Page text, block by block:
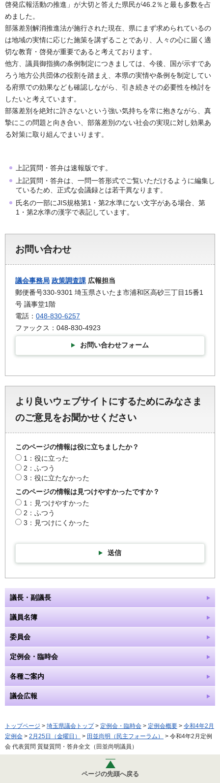
啓発広報活動の推進」が大切と答えた県民が46.2％と最も多数を占
めました。
部落差別解消推進法が施行された現在、県にまず求められているの
は地域の実情に応じた施策を講ずることであり、人々の心に届く適
切な教育・啓発が重要であると考えております。
他方、議員御指摘の条例制定につきましては、今後、国が示すであ
ろう地方公共団体の役割を踏まえ、本県の実情や条例を制定してい
る府県での効果なども確認しながら、引き続きその必要性を検討を
したいと考えています。
部落差別を絶対に許さないという強い気持ちを常に抱きながら、真
摯にこの問題と向き合い、部落差別のない社会の実現に対し効果あ
る対策に取り組んでまいります。
上記質問・答弁は速報版です。
上記質問・答弁は、一問一答形式でご覧いただけるように編集し
ているため、正式な会議録とは若干異なります。
氏名の一部にJIS規格第1・第2水準にない文字がある場合、第
1・第2水準の漢字で表記しています。
お問い合わせ
議会事務局 政策調査課 広報担当
郵便番号330-9301 埼玉県さいたま市浦和区高砂三丁目15番1
号 議事堂1階
電話： 048-830-6257
ファックス：048-830-4923
お問い合わせフォーム
より良いウェブサイトにするためにみなさま
のご意見をお聞かせください
このページの情報は役に立ちましたか？
1：役に立った
2：ふつう
3：役に立たなかった
このページの情報は見つけやすかったですか？
1：見つけやすかった
2：ふつう
3：見つけにくかった
送信
議長・副議長
議員名簿
委員会
定例会・臨時会
各種ご案内
議会広報
トップページ > 埼玉県議会トップ> 定例会・臨時会 > 定例会概要 > 令和4年2月
定例会 > 2月25日（金曜日） > 田並尚明（民主フォーラム）
> 令和4年2月定例
会 代表質問 質疑質問・答弁全文（田並尚明議員）
ページの先頭へ戻る